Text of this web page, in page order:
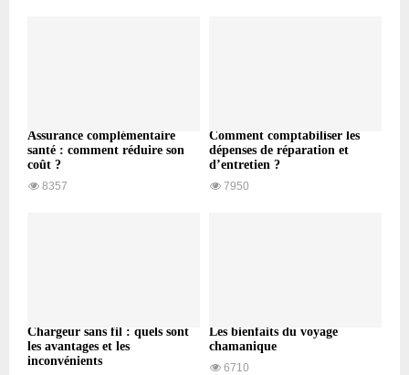
Assurance complémentaire
santé : comment réduire son
coût ?
8357
Comment comptabiliser les
dépenses de réparation et
d’entretien ?
7950
Chargeur sans fil : quels sont
les avantages et les
inconvénients
Les bienfaits du voyage
chamanique
6710